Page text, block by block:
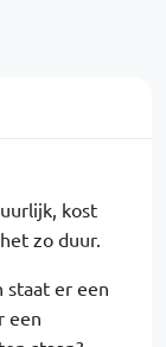
kost
zo duur.
staat er een
een